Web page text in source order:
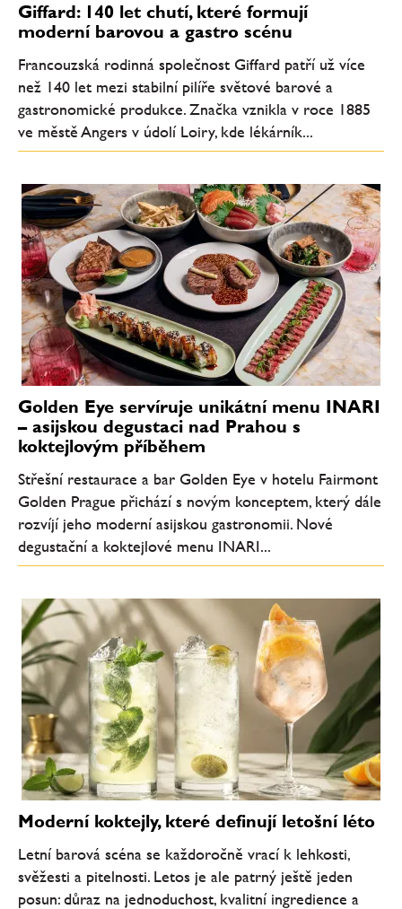
Giffard: 140 let chutí, které formují
moderní barovou a gastro scénu
Francouzská rodinná společnost Giffard patří už více
než 140 let mezi stabilní pilíře světové barové a
gastronomické produkce. Značka vznikla v roce 1885
ve městě Angers v údolí Loiry, kde lékárník...
Golden Eye servíruje unikátní menu INARI
– asijskou degustaci nad Prahou s
koktejlovým příběhem
Střešní restaurace a bar Golden Eye v hotelu Fairmont
Golden Prague přichází s novým konceptem, který dále
rozvíjí jeho moderní asijskou gastronomii. Nové
degustační a koktejlové menu INARI...
Moderní koktejly, které definují letošní léto
Letní barová scéna se každoročně vrací k lehkosti,
svěžesti a pitelnosti. Letos je ale patrný ještě jeden
posun: důraz na jednoduchost, kvalitní ingredience a